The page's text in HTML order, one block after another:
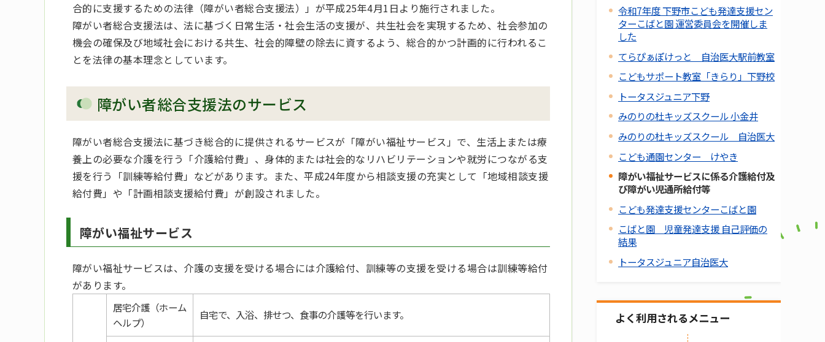
合的に支援するための法律（障がい者総合支援法）」が平成25年4月1日より施行されました。
障がい者総合支援法は、法に基づく日常生活・社会生活の支援が、共生社会を実現するため、社会参加の
機会の確保及び地域社会における共生、社会的障壁の除去に資するよう、総合的かつ計画的に行われるこ
とを法律の基本理念としています。
障がい者総合支援法のサービス
障がい者総合支援法に基づき総合的に提供されるサービスが「障がい福祉サービス」で、生活上または療
養上の必要な介護を行う「介護給付費」、身体的または社会的なリハビリテーションや就労につながる支
援を行う「訓練等給付費」などがあります。また、平成24年度から相談支援の充実として「地域相談支援
給付費」や「計画相談支援給付費」が創設されました。
障がい福祉サービス
障がい福祉サービスは、介護の支援を受ける場合には介護給付、訓練等の支援を受ける場合は訓練等給付
があります。
居宅介護（ホーム
ヘルプ）
自宅で、入浴、排せつ、食事の介護等を行います。
令和7年度 下野市こども発達支援セン
ターこばと園 運営委員会を開催しま
した
てらぴぁぽけっと 自治医大駅前教室
こどもサポート教室「きらり」下野校
トータスジュニア下野
みのりの杜キッズスクール 小金井
みのりの杜キッズスクール 自治医大
こども通園センター けやき
障がい福祉サービスに係る介護給付及
び障がい児通所給付等
こども発達支援センターこばと園
こばと園 児童発達支援 自己評価の
結果
トータスジュニア自治医大
よく利用されるメニュー